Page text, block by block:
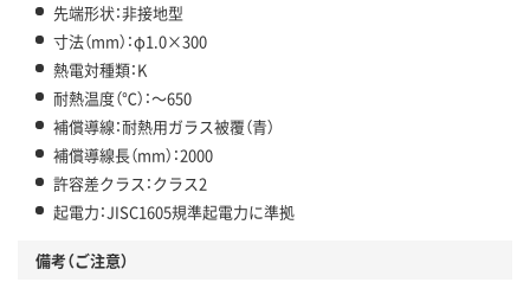
先端形状：非接地型
寸法（mm）：φ1.0×300
熱電対種類：K
耐熱温度（℃）：～650
補償導線：耐熱用ガラス被覆（青）
補償導線長（mm）：2000
許容差クラス：クラス2
起電力：JISC1605規準起電力に準拠
備考（ご注意）